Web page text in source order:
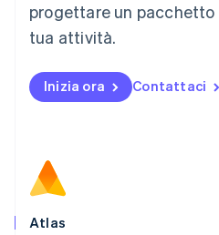
progettare un pacchetto
tua attività.
Inizia ora Contattaci
Atlas
Messico
EspañolEnglish
English
Nuova Zelanda
English
Portogallo
Português